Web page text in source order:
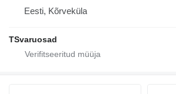
Eesti, Kõrveküla
TSvaruosad